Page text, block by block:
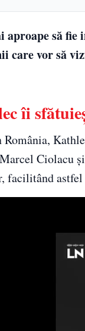
aproape să
care vor să
îi
România,
Ciolacu
facilitând